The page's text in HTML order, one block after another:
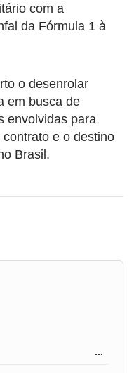
com a
da Fórmula 1 à
o desenrolar
em busca de
envolvidas para
e o destino
Brasil.
...